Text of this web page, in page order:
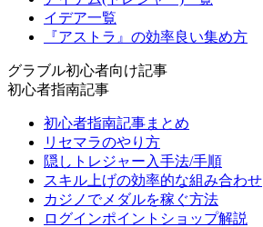
イデア一覧
『アストラ』の効率良い集め方
グラブル初心者向け記事
初心者指南記事
初心者指南記事まとめ
リセマラのやり方
隠しトレジャー入手法/手順
スキル上げの効率的な組み合わせ
カジノでメダルを稼ぐ方法
ログインポイントショップ解説